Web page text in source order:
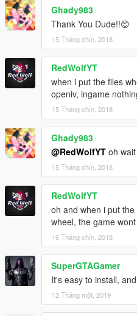
Ghady983
Thank You Dude!!😊
15 Tháng chín, 2018
RedWolfYT
when i put the files
openiv, ingame
15 Tháng chín, 2018
Ghady983
@RedWolfYT oh
15 Tháng chín, 2018
RedWolfYT
oh and when i put
wheel, the game
16 Tháng chín, 2018
SuperGTAGamer
It's easy to install,
12 Tháng một, 2019